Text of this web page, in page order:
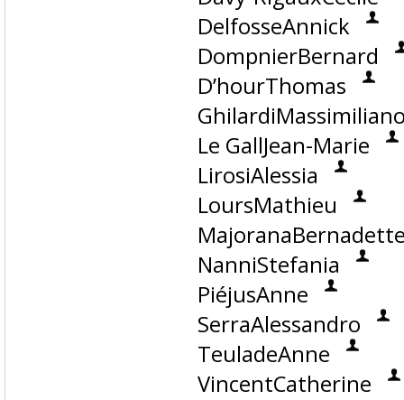
DelfosseAnnick
DompnierBernard
D’hourThomas
Le GallJean-Marie
LirosiAlessia
LoursMathieu
NanniStefania
PiéjusAnne
SerraAlessandro
TeuladeAnne
VincentCatherine